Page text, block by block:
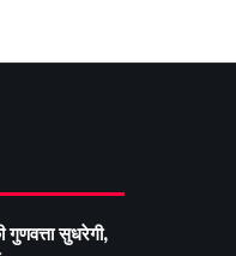
सुधरेगी,